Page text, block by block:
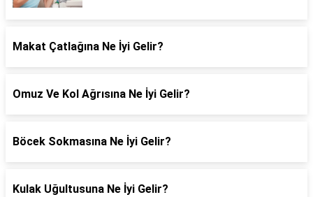
Makat Çatlağına Ne İyi Gelir?
Omuz Ve Kol Ağrısına Ne İyi Gelir?
Böcek Sokmasına Ne İyi Gelir?
Kulak Uğultusuna Ne İyi Gelir?